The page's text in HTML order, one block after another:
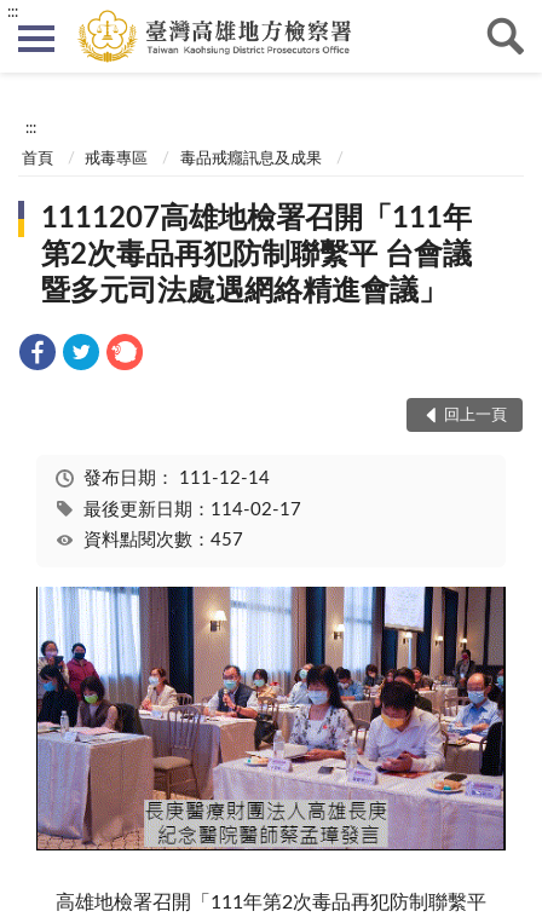
:::
:::
首頁 戒毒專區 毒品戒癮訊息及成果
1111207高雄地檢署召開「111年
第2次毒品再犯防制聯繫平 台會議
暨多元司法處遇網絡精進會議」
回上一頁
發布日期： 111-12-14
最後更新日期：114-02-17
資料點閱次數：457
高雄地檢署召開「111年第2次毒品再犯防制聯繫平